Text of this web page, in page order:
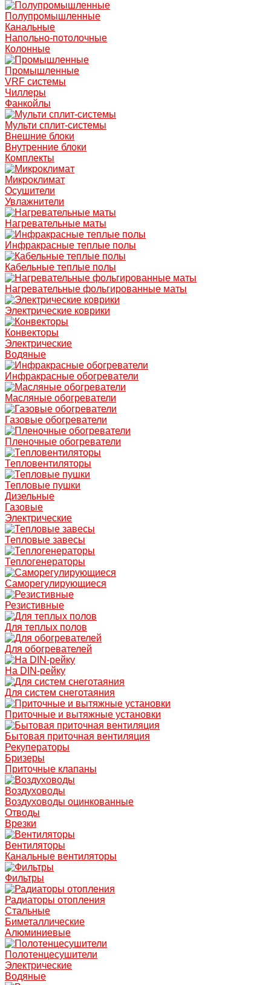
Полупромышленные
Канальные
Напольно-потолочные
Колонные
Промышленные
VRF системы
Чиллеры
Фанкойлы
Мульти сплит-системы
Внешние блоки
Внутренние блоки
Комплекты
Микроклимат
Осушители
Увлажнители
Нагревательные маты
Инфракрасные теплые полы
Кабельные теплые полы
Нагревательные фольгированные маты
Электрические коврики
Конвекторы
Электрические
Водяные
Инфракрасные обогреватели
Масляные обогреватели
Газовые обогреватели
Пленочные обогреватели
Тепловентиляторы
Тепловые пушки
Дизельные
Газовые
Электрические
Тепловые завесы
Теплогенераторы
Саморегулирующиеся
Резистивные
Для теплых полов
Для обогревателей
На DIN-рейку
Для систем снеготаяния
Приточные и вытяжные установки
Бытовая приточная вентиляция
Рекуператоры
Бризеры
Приточные клапаны
Воздуховоды
Воздуховоды оцинкованные
Отводы
Врезки
Вентиляторы
Канальные вентиляторы
Фильтры
Радиаторы отопления
Стальные
Биметаллические
Алюминиевые
Полотенцесушители
Электрические
Водяные